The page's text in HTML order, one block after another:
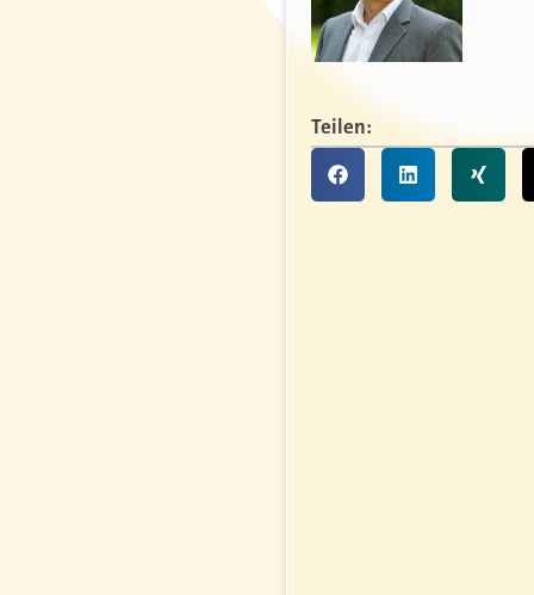
Teilen: